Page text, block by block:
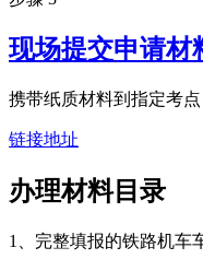
现场提交申请材
携带纸质材料到指定考
链接地址
办理材料目录
1、完整填报的铁路机车